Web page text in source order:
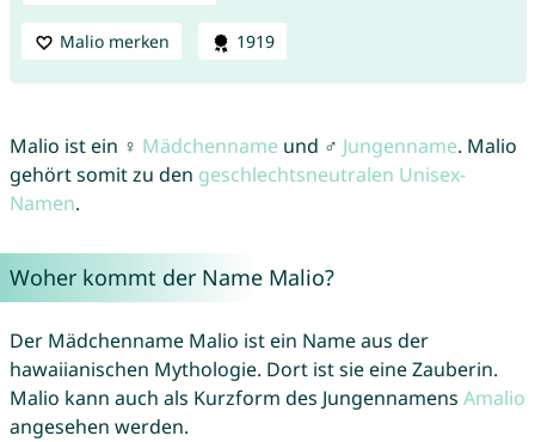
Malio merken 1919
Malio ist ein ♀ Mädchenname und ♂ Jungenname. Malio
gehört somit zu den geschlechtsneutralen Unisex-
Namen.
Woher kommt der Name Malio?
Der Mädchenname Malio ist ein Name aus der
hawaiianischen Mythologie. Dort ist sie eine Zauberin.
Malio kann auch als Kurzform des Jungennamens Amalio
angesehen werden.